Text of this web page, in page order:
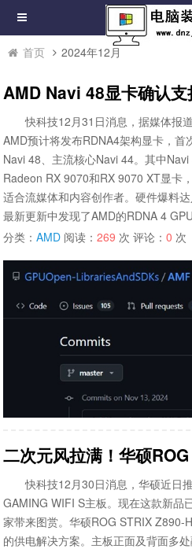
首页 2024年12月
AMD Navi 48显卡确认
快科技12月31日消息，据媒体报
AMD预计将发布RDNA4架构显卡，
Navi 48、主流核心Navi 44。其中
Radeon RX 9070和RX 9070 XT显卡
适合流媒体和内容创作者。硬件爆料
最新更新中发现了AMD的RDNA 4
分类：AMD 阅读：269 次 评论：0 次
二次元风拉满！华硕
快科技12月30日消息，华硕近日
GAMING WIFI S主板。现在这款新品
家带来图赏。华硕ROG STRIX Z890-
的供电解决方案。主板正面及背面多